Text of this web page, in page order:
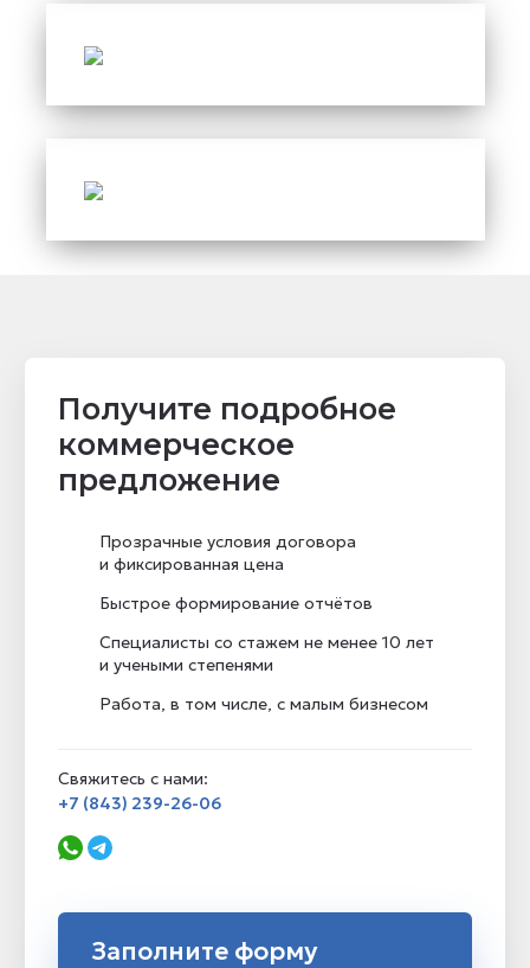
Получите подробное
коммерческое
предложение
Прозрачные условия договора
и фиксированная цена
Быстрое формирование отчётов
Специалисты со стажем не менее 10 лет
и учеными степенями
Работа, в том числе, с малым бизнесом
Свяжитесь с нами:
+7 (843) 239-26-06
Заполните форму